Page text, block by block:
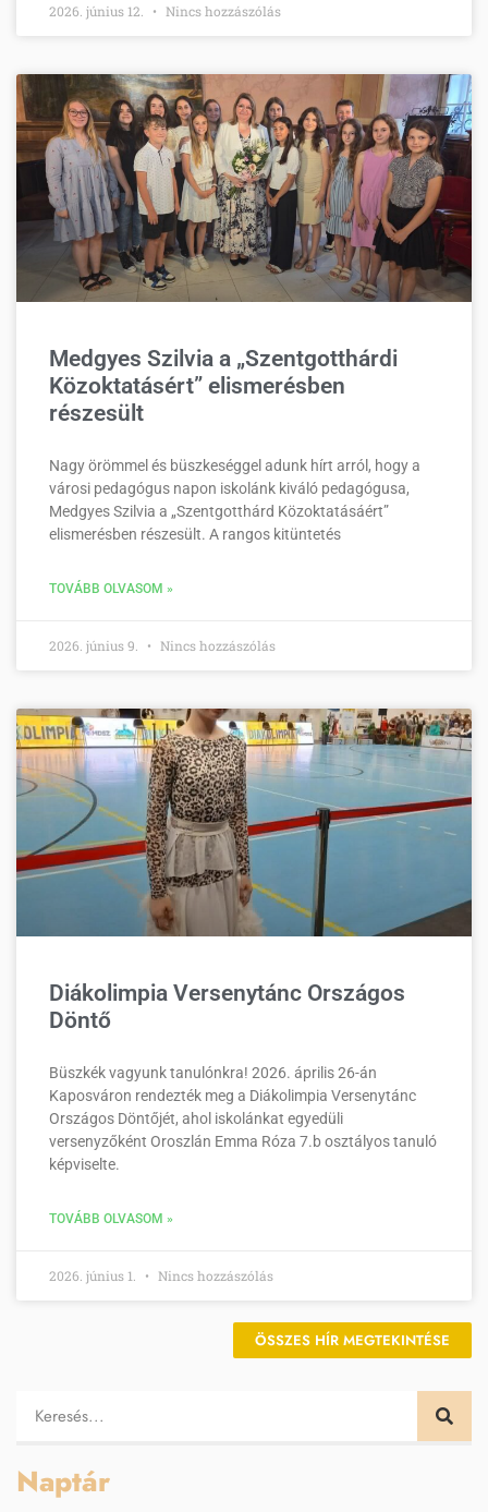
2026. június 12. Nincs hozzászólás
Medgyes Szilvia a „Szentgotthárdi
Közoktatásért” elismerésben
részesült
Nagy örömmel és büszkeséggel adunk hírt arról, hogy a
városi pedagógus napon iskolánk kiváló pedagógusa,
Medgyes Szilvia a „Szentgotthárd Közoktatásáért”
elismerésben részesült. A rangos kitüntetés
TOVÁBB OLVASOM »
2026. június 9. Nincs hozzászólás
Diákolimpia Versenytánc Országos
Döntő
Büszkék vagyunk tanulónkra! 2026. április 26-án
Kaposváron rendezték meg a Diákolimpia Versenytánc
Országos Döntőjét, ahol iskolánkat egyedüli
versenyzőként Oroszlán Emma Róza 7.b osztályos tanuló
képviselte.
TOVÁBB OLVASOM »
2026. június 1. Nincs hozzászólás
ÖSSZES HÍR MEGTEKINTÉSE
Naptár